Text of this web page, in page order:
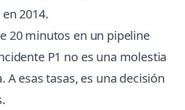
2014.
20 minutos en un pipeline
P1 no es una molestia
A esas tasas, es una decisión